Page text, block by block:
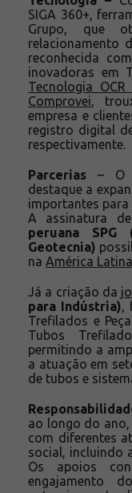
SIGA 360+,
Grupo, que
relacionamento
reconhecida
inovadoras em
Tecnologia
Comprovei,
empresa e
registro digital
respectivamente.
Parcerias – O
destaque a
importantes
A assinatura
peruana SPG
Geotecnia)
na América Latina
Já a criação da
para Indústria),
Trefilados e
Tubos
permitindo a
a atuação em
de tubos e
ao longo do
com diferentes
social, incluindo
Os apoios
engajamento